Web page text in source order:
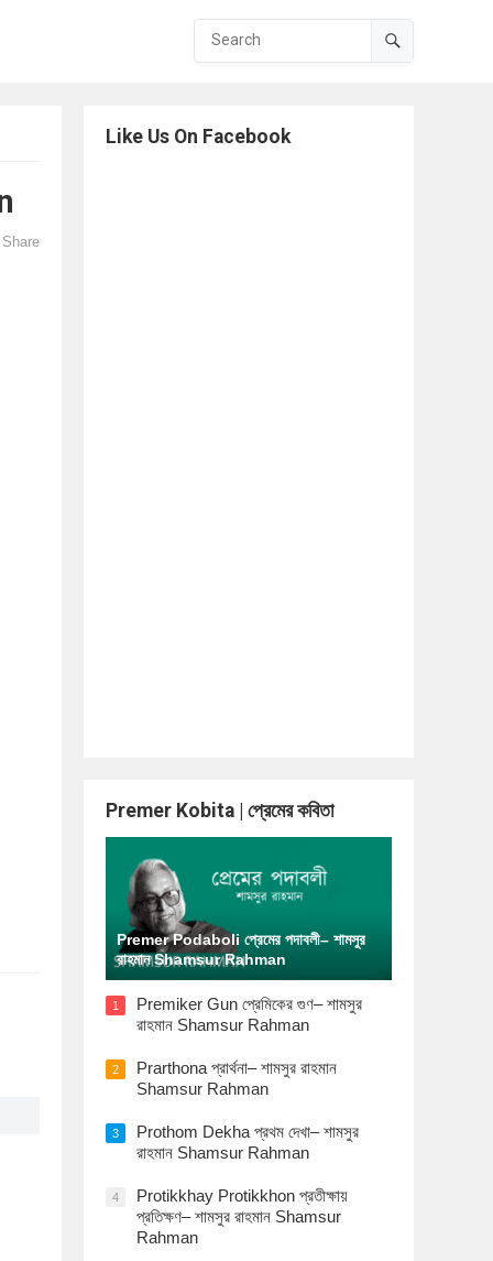
Share
Like Us On Facebook
Premer Kobita | প্রেমের কবিতা
Premer Podaboli প্রেমের পদাবলী– শামসুর
রাহমান Shamsur Rahman
1
Premiker Gun প্রেমিকের গুণ– শামসুর
রাহমান Shamsur Rahman
2
Prarthona প্রার্থনা– শামসুর রাহমান
Shamsur Rahman
3
Prothom Dekha প্রথম দেখা– শামসুর
রাহমান Shamsur Rahman
4
Protikkhay Protikkhon প্রতীক্ষায়
প্রতিক্ষণ– শামসুর রাহমান Shamsur
Rahman